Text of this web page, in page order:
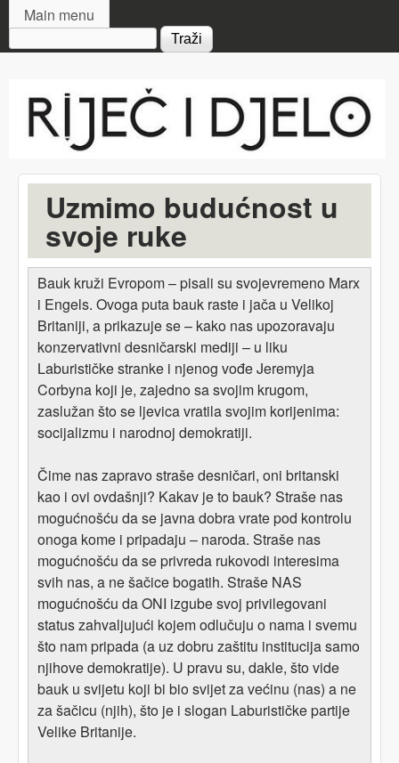
MAIN MENU
Main menu
Search form
i djelo
Uzmimo budućnost u
svoje ruke
Bauk kruži Evropom – pisali su svojevremeno Marx
i Engels. Ovoga puta bauk raste i jača u Velikoj
Britaniji, a prikazuje se – kako nas upozoravaju
konzervativni desničarski mediji – u liku
Laburističke stranke i njenog vođe Jeremyja
Corbyna koji je, zajedno sa svojim krugom,
zaslužan što se ljevica vratila svojim korijenima:
socijalizmu i narodnoj demokratiji.
Čime nas zapravo straše desničari, oni britanski
kao i ovi ovdašnji? Kakav je to bauk? Straše nas
mogućnošću da se javna dobra vrate pod kontrolu
onoga kome i pripadaju – naroda. Straše nas
mogućnošću da se privreda rukovodi interesima
svih nas, a ne šačice bogatih. Straše NAS
mogućnošću da ONI izgube svoj privilegovani
status zahvaljujući kojem odlučuju o nama i svemu
što nam pripada (a uz dobru zaštitu institucija samo
njihove demokratije). U pravu su, dakle, što vide
bauk u svijetu koji bi bio svijet za većinu (nas) a ne
za šačicu (njih), što je i slogan Laburističke partije
Velike Britanije.